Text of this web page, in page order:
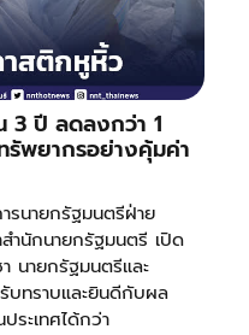
3 ปี ลดลงกว่า 1
รัพยากรอย่างคุ้มค่า
รนายกรัฐมนตรีฝ่าย
ำนักนายกรัฐมนตรี เปิด
นายกรัฐมนตรีและ
บทราบและยินดีกับผล
ระเทศได้กว่า